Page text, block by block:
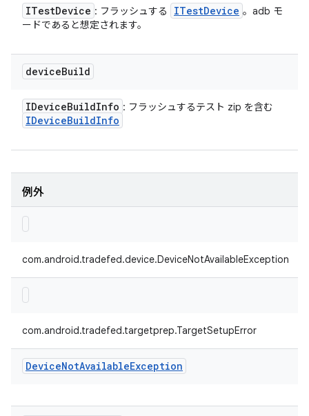
ITestDevice : フラッシュする ITestDevice 。adb モ
ードであると想定されます。
deviceBuild
IDeviceBuildInfo : フラッシュするテスト zip を含む
IDeviceBuildInfo
例外
com.android.tradefed.device.DeviceNotAvailableException
com.android.tradefed.targetprep.TargetSetupError
DeviceNotAvailableException